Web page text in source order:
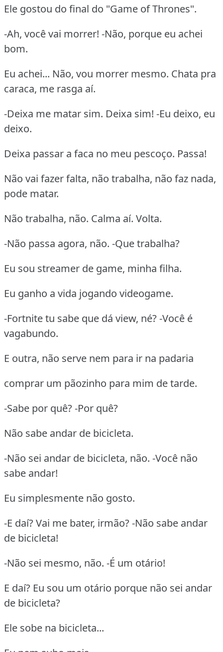
Ele gostou do final do "Game of Thrones".
-Ah, você vai morrer! -Não, porque eu achei
bom.
Eu achei... Não, vou morrer mesmo. Chata pra
caraca, me rasga aí.
-Deixa me matar sim. Deixa sim! -Eu deixo, eu
deixo.
Deixa passar a faca no meu pescoço. Passa!
Não vai fazer falta, não trabalha, não faz nada,
pode matar.
Não trabalha, não. Calma aí. Volta.
-Não passa agora, não. -Que trabalha?
Eu sou streamer de game, minha filha.
Eu ganho a vida jogando videogame.
-Fortnite tu sabe que dá view, né? -Você é
vagabundo.
E outra, não serve nem para ir na padaria
comprar um pãozinho para mim de tarde.
-Sabe por quê? -Por quê?
Não sabe andar de bicicleta.
-Não sei andar de bicicleta, não. -Você não
sabe andar!
Eu simplesmente não gosto.
-E daí? Vai me bater, irmão? -Não sabe andar
de bicicleta!
-Não sei mesmo, não. -É um otário!
E daí? Eu sou um otário porque não sei andar
de bicicleta?
Ele sobe na bicicleta...